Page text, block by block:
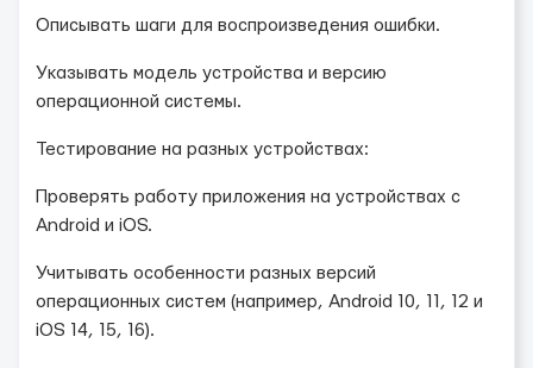
Описывать шаги для воспроизведения ошибки.
Указывать модель устройства и версию
операционной системы.
Тестирование на разных устройствах:
Проверять работу приложения на устройствах с
Android и iOS.
Учитывать особенности разных версий
операционных систем (например, Android 10, 11, 12 и
iOS 14, 15, 16).